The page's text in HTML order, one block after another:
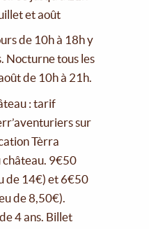
et août
de 10h à 18h y
Nocturne tous les
de 10h à 21h.
: tarif
sur
Tèrra
château. 9€50
de 14€) et 6€50
de 8,50€).
4 ans. Billet